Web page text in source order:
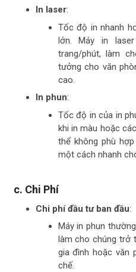
In laser:
Tốc độ in nhanh
lớn. Máy in
trang/phút, làm
tưởng cho văn
cao.
In phun:
Tốc độ in của in
khi in màu hoặc
thể không phù
một cách nhanh
c. Chi Phí
Chi phí đầu tư ban đầu:
Máy in phun
làm cho chúng trở
gia đình hoặc văn
chế.